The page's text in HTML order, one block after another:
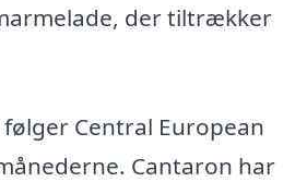
der tiltrækker
Central European
Cantaron har